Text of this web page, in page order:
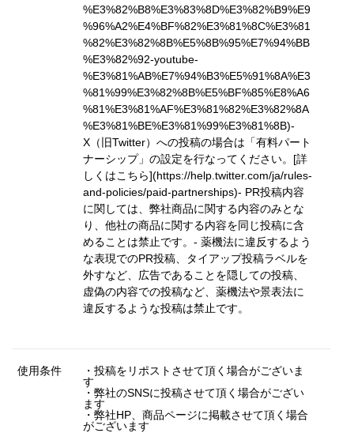
%E3%82%B8%E3%83%8D%E3%82%B9%E9
%96%A2%E4%BF%82%E3%81%8C%E3%81
%82%E3%82%8B%E5%8B%95%E7%94%BB
%E3%82%92-youtube-
%E3%81%AB%E7%94%B3%E5%91%8A%E3
%81%99%E3%82%8B%E5%BF%85%E8%A6
%81%E3%81%AF%E3%81%82%E3%82%8A
%E3%81%BE%E3%81%99%E3%81%8B)-
X（旧Twitter）への投稿の場合は「有料パート
ナーシップ」の設定を行なってください。 [詳
しくはこちら](https://help.twitter.com/ja/rules-
and-policies/paid-partnerships)- PR投稿内容
に関しては、弊社商品に関する内容のみとな
り、他社の商品に関する内容を同じ投稿に含
めることは禁止です。- 薬機法に違反するよう
な表現でのPR投稿、タイアップ投稿ラベルを
外すなど、広告であることを隠しての投稿、
虚偽の内容での投稿など、薬機法や景表法に
違反するような投稿は禁止です。
使用条件
・投稿をリポストさせて頂く場合がございま
す
・弊社のSNSに投稿させて頂く場合がござい
ます
・弊社HP、商品ページに掲載させて頂く場合
がございます